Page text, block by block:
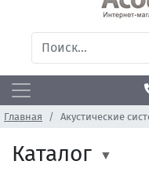
Главная Акустические
Каталог